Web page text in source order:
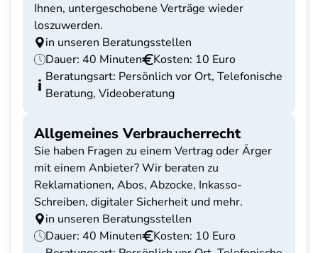
Ihnen, untergeschobene Verträge wieder
loszuwerden.
in unseren Beratungsstellen
Dauer: 40 Minuten
Kosten: 10 Euro
Beratungsart: Persönlich vor Ort, Telefonische
Beratung, Videoberatung
Allgemeines Verbraucherrecht
Sie haben Fragen zu einem Vertrag oder Ärger
mit einem Anbieter? Wir beraten zu
Reklamationen, Abos, Abzocke, Inkasso-
Schreiben, digitaler Sicherheit und mehr.
in unseren Beratungsstellen
Dauer: 40 Minuten
Kosten: 10 Euro